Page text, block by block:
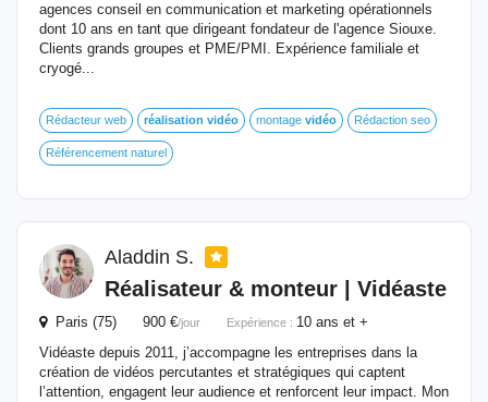
agences conseil en communication et marketing opérationnels
dont 10 ans en tant que dirigeant fondateur de l'agence Siouxe.
Clients grands groupes et PME/PMI. Expérience familiale et
cryogé...
Rédacteur web réalisation vidéo montage vidéo Rédaction seo
Référencement naturel
Aladdin S.
Réalisateur & monteur | Vidéaste
Paris (75) 900 €/jour Expérience : 10 ans et +
Vidéaste depuis 2011, j’accompagne les entreprises dans la
création de vidéos percutantes et stratégiques qui captent
l’attention, engagent leur audience et renforcent leur impact. Mon